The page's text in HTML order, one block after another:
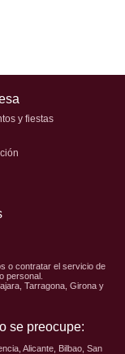
y fiestas
o contratar el servicio de
personal.
Tarragona, Girona y
se preocupe:
Alicante, Bilbao, San